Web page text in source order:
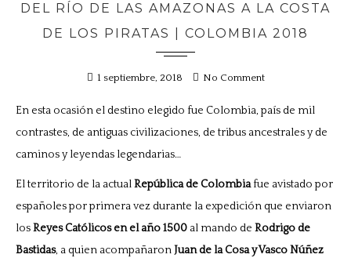
DEL RÍO DE LAS AMAZONAS A LA COSTA
DE LOS PIRATAS | COLOMBIA 2018
1 septiembre, 2018 No Comment
En esta ocasión el destino elegido fue Colombia, país de mil
contrastes, de antiguas civilizaciones, de tribus ancestrales y de
caminos y leyendas legendarias…
El territorio de la actualRepública de Colombiafue avistado por
españoles por primera vez durante la expedición que enviaron
losReyes Católicos en el año 1500 al mando de Rodrigo de
Bastidas, a quien acompañaronJuan de la Cosa y Vasco Núñez